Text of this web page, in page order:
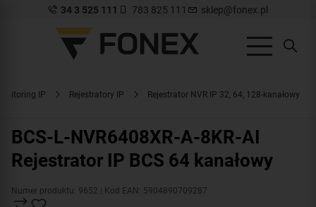
34 3 525 111 783 825 111 sklep@fonex.pl
IP Rejestratory IP Rejestrator NVR IP 32, 64, 128-kanałowy
BCS-L-NVR6408XR-A-8KR-AI
Rejestrator IP BCS 64 kanałowy
Numer produktu: 9652 | Kod EAN: 5904890709287